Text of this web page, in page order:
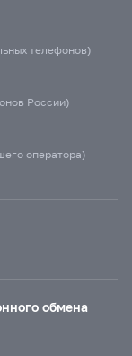
телефонов)
России)
оператора)
обмена